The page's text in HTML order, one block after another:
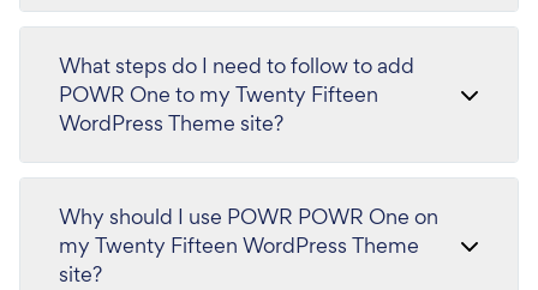
What steps do I need to follow to add
POWR One to my Twenty Fifteen
WordPress Theme site?
Why should I use POWR POWR One on
my Twenty Fifteen WordPress Theme
site?